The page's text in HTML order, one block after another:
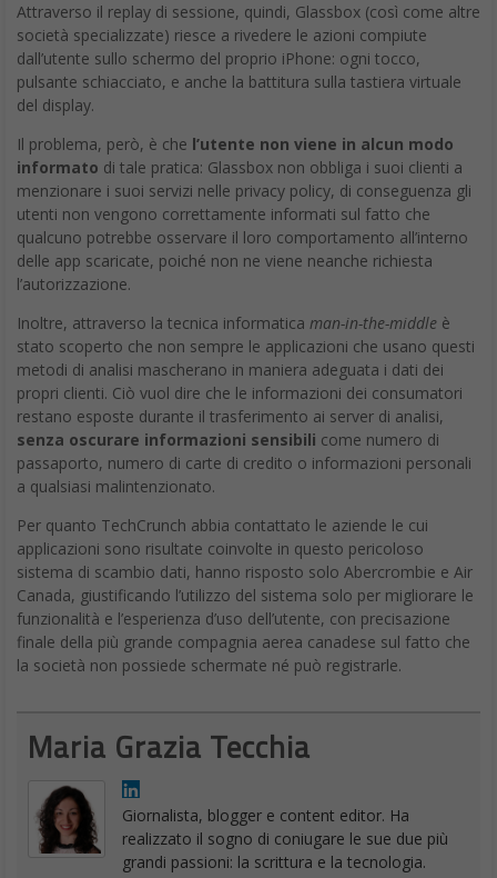
Attraverso il replay di sessione, quindi, Glassbox (così come altre
società specializzate) riesce a rivedere le azioni compiute
dall’utente sullo schermo del proprio iPhone: ogni tocco,
pulsante schiacciato, e anche la battitura sulla tastiera virtuale
del display.
Il problema, però, è che l’utente non viene in alcun modo
informato di tale pratica: Glassbox non obbliga i suoi clienti a
menzionare i suoi servizi nelle privacy policy, di conseguenza gli
utenti non vengono correttamente informati sul fatto che
qualcuno potrebbe osservare il loro comportamento all’interno
delle app scaricate, poiché non ne viene neanche richiesta
l’autorizzazione.
Inoltre, attraverso la tecnica informatica man-in-the-middle è
stato scoperto che non sempre le applicazioni che usano questi
metodi di analisi mascherano in maniera adeguata i dati dei
propri clienti. Ciò vuol dire che le informazioni dei consumatori
restano esposte durante il trasferimento ai server di analisi,
senza oscurare informazioni sensibili come numero di
passaporto, numero di carte di credito o informazioni personali
a qualsiasi malintenzionato.
Per quanto TechCrunch abbia contattato le aziende le cui
applicazioni sono risultate coinvolte in questo pericoloso
sistema di scambio dati, hanno risposto solo Abercrombie e Air
Canada, giustificando l’utilizzo del sistema solo per migliorare le
funzionalità e l’esperienza d’uso dell’utente, con precisazione
finale della più grande compagnia aerea canadese sul fatto che
la società non possiede schermate né può registrarle.
Maria Grazia Tecchia
Giornalista, blogger e content editor. Ha
realizzato il sogno di coniugare le sue due più
grandi passioni: la scrittura e la tecnologia.